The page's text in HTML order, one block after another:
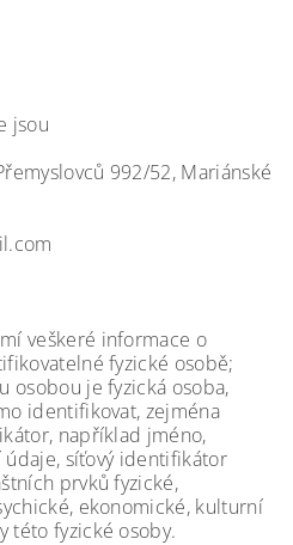
jsou
992/52, Mariánské
veškeré informace o
fyzické osobě;
osobou je fyzická osoba,
identifikovat, zejména
například jméno,
síťový identifikátor
prvků fyzické,
ekonomické, kulturní
této fyzické osoby.